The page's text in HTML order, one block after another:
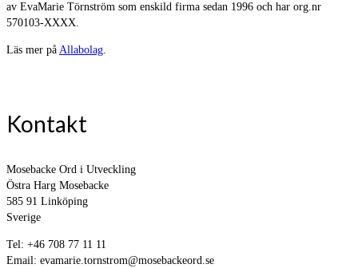
av EvaMarie Törnström som enskild firma sedan 1996 och har org.nr
570103-XXXX.
Läs mer på Allabolag.
Kontakt
Mosebacke Ord i Utveckling
Östra Harg Mosebacke
585 91 Linköping
Sverige
Tel: +46 708 77 11 11
Email: evamarie.tornstrom@mosebackeord.se